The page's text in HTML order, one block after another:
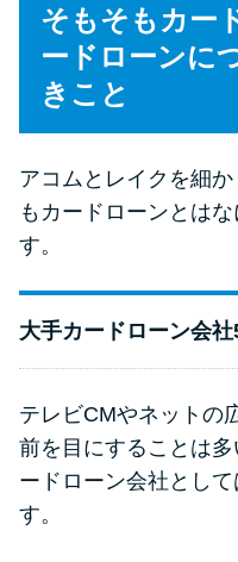
ソフ
090
ては
安や
ブラ
は？3
そもそもカー
ードローンに
きこと
アコムとレイクを細
もカードローンとは
す。
大手カードローン会社
テレビCMやネットの
前を目にすることは
ードローン会社とし
す。